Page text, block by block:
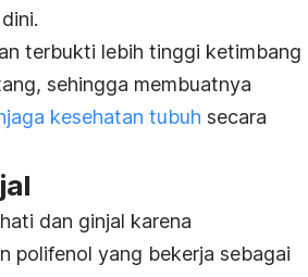
terbukti lebih tinggi ketimbang
sehingga membuatnya
kesehatan tubuh secara
dan ginjal karena
polifenol yang bekerja sebagai